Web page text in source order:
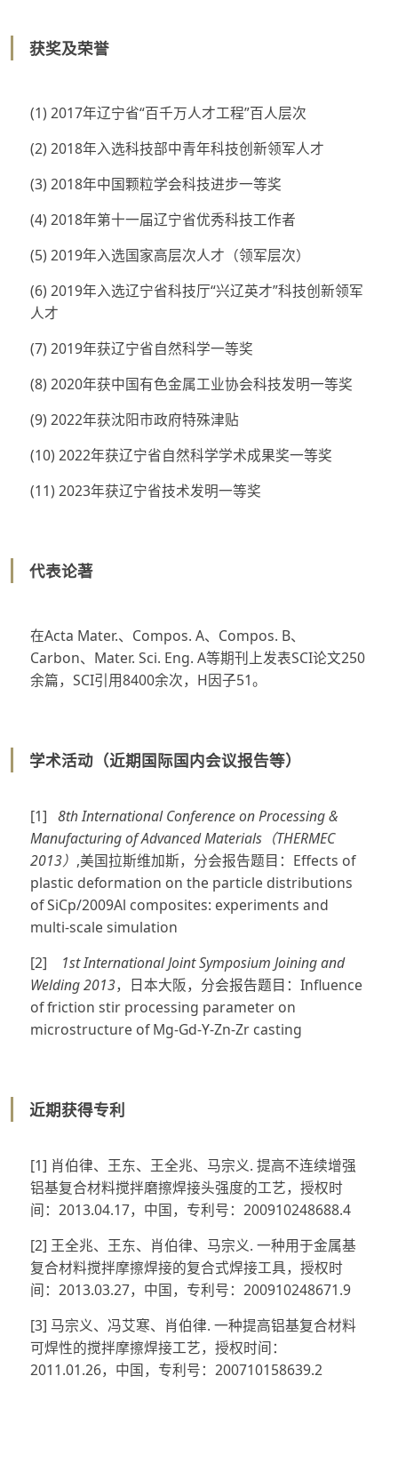
获奖及荣誉
(1) 2017年辽宁省“百千万人才工程”百人层次
(2) 2018年入选科技部中青年科技创新领军人才
(3) 2018年中国颗粒学会科技进步一等奖
(4) 2018年第十一届辽宁省优秀科技工作者
(5) 2019年入选国家高层次人才（领军层次）
(6) 2019年入选辽宁省科技厅“兴辽英才”科技创新领军
人才
(7) 2019年获辽宁省自然科学一等奖
(8) 2020年获中国有色金属工业协会科技发明一等奖
(9) 2022年获沈阳市政府特殊津贴
(10) 2022年获辽宁省自然科学学术成果奖一等奖
(11) 2023年获辽宁省技术发明一等奖
代表论著
在Acta Mater.、Compos. A、Compos. B、
Carbon、Mater. Sci. Eng. A等期刊上发表SCI论文250
余篇，SCI引用8400余次，H因子51。
学术活动（近期国际国内会议报告等）
[1] 8th International Conference on Processing &
Manufacturing of Advanced Materials（THERMEC
2013） ,美国拉斯维加斯，分会报告题目：Effects of
plastic deformation on the particle distributions
of SiCp/2009Al composites: experiments and
multi-scale simulation
[2] 1st International Joint Symposium Joining and
Welding 2013，日本大阪，分会报告题目：Influence
of friction stir processing parameter on
microstructure of Mg-Gd-Y-Zn-Zr casting
近期获得专利
[1] 肖伯律、王东、王全兆、马宗义. 提高不连续增强
铝基复合材料搅拌磨擦焊接头强度的工艺，授权时
间：2013.04.17，中国，专利号：200910248688.4
[2] 王全兆、王东、肖伯律、马宗义. 一种用于金属基
复合材料搅拌摩擦焊接的复合式焊接工具，授权时
间：2013.03.27，中国，专利号：200910248671.9
[3] 马宗义、冯艾寒、肖伯律. 一种提高铝基复合材料
可焊性的搅拌摩擦焊接工艺，授权时间：
2011.01.26，中国，专利号：200710158639.2